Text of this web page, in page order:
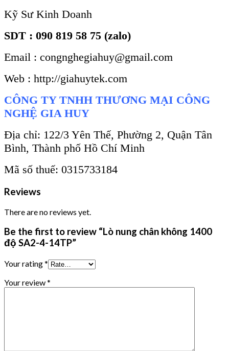
Kỹ Sư Kinh Doanh
SDT : 090 819 58 75 (zalo)
Email : congnghegiahuy@gmail.com
Web : http://giahuytek.com
CÔNG TY TNHH THƯƠNG MẠI CÔNG
NGHỆ GIA HUY
Địa chỉ: 122/3 Yên Thế, Phường 2, Quận Tân
Bình, Thành phố Hồ Chí Minh
Mã số thuế: 0315733184
Reviews
There are no reviews yet.
Be the first to review “Lò nung chân không 1400
độ SA2-4-14TP”
Your rating*
Your review*